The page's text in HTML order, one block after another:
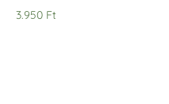
3.950 Ft